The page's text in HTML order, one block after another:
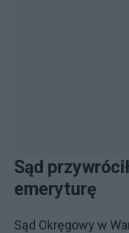
Sąd
emeryturę
Sąd Okręgowy w